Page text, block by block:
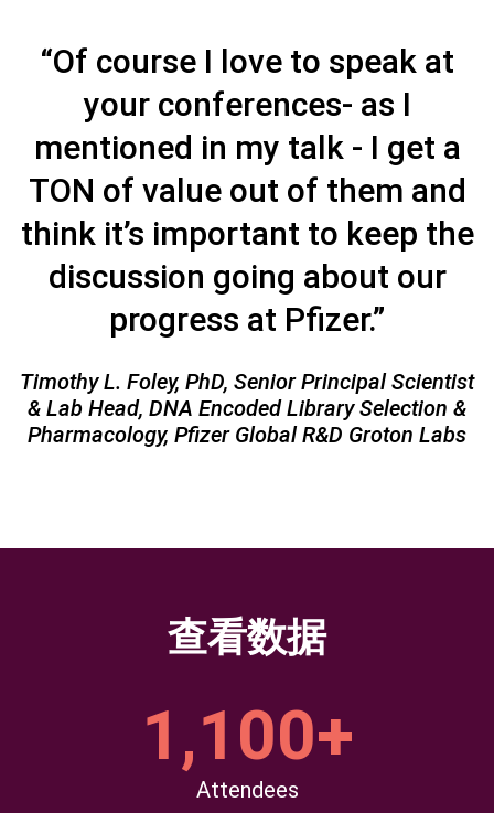
“Of course I love to speak at
your conferences- as I
mentioned in my talk - I get a
TON of value out of them and
think it’s important to keep the
discussion going about our
progress at Pfizer.”
Timothy L. Foley, PhD, Senior Principal Scientist
& Lab Head, DNA Encoded Library Selection &
Pharmacology, Pfizer Global R&D Groton Labs
查看数据
1,100+
Attendees